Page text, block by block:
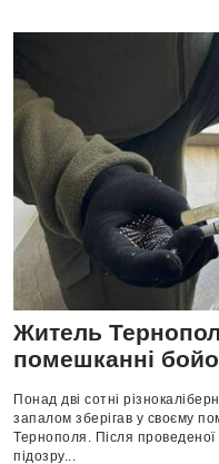
Житель
помешканні
Понад дві сотні
запалом зберігав у своєму
Тернополя. Після проведеної
підозру...